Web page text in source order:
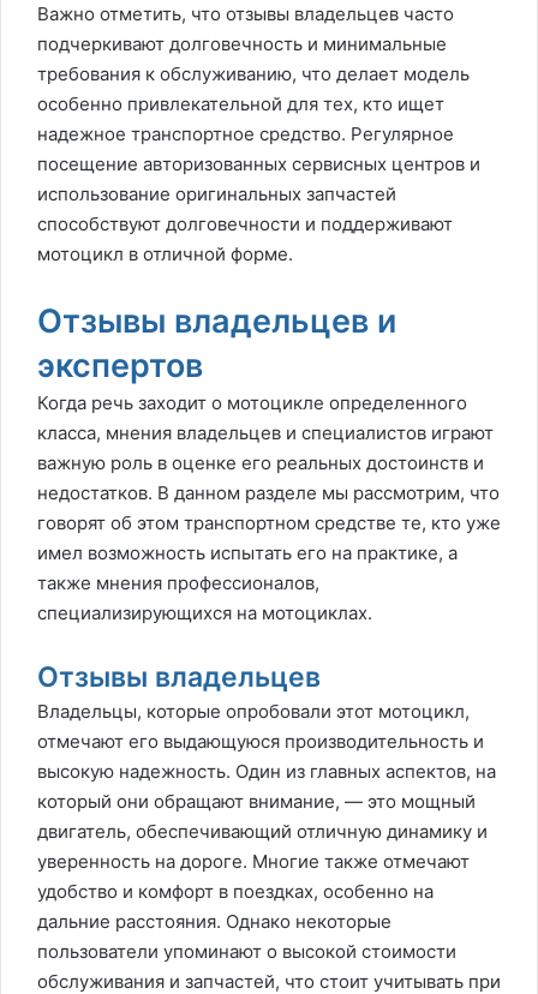
Важно отметить, что отзывы владельцев часто
подчеркивают долговечность и минимальные
требования к обслуживанию, что делает модель
особенно привлекательной для тех, кто ищет
надежное транспортное средство. Регулярное
посещение авторизованных сервисных центров и
использование оригинальных запчастей
способствуют долговечности и поддерживают
мотоцикл в отличной форме.
Отзывы владельцев и
экспертов
Когда речь заходит о мотоцикле определенного
класса, мнения владельцев и специалистов играют
важную роль в оценке его реальных достоинств и
недостатков. В данном разделе мы рассмотрим, что
говорят об этом транспортном средстве те, кто уже
имел возможность испытать его на практике, а
также мнения профессионалов,
специализирующихся на мотоциклах.
Отзывы владельцев
Владельцы, которые опробовали этот мотоцикл,
отмечают его выдающуюся производительность и
высокую надежность. Один из главных аспектов, на
который они обращают внимание, — это мощный
двигатель, обеспечивающий отличную динамику и
уверенность на дороге. Многие также отмечают
удобство и комфорт в поездках, особенно на
дальние расстояния. Однако некоторые
пользователи упоминают о высокой стоимости
обслуживания и запчастей, что стоит учитывать при